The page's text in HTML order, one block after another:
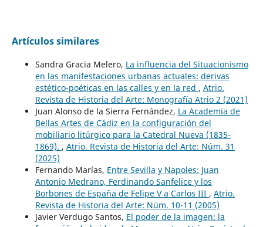
Artículos similares
Sandra Gracia Melero, La influencia del Situacionismo
en las manifestaciones urbanas actuales: derivas
estético-poéticas en las calles y en la red , Atrio.
Revista de Historia del Arte: Monografía Atrio 2 (2021)
Juan Alonso de la Sierra Fernández, La Academia de
Bellas Artes de Cádiz en la configuración del
mobiliario litúrgico para la Catedral Nueva (1835-
1869). , Atrio. Revista de Historia del Arte: Núm. 31
(2025)
Fernando Marías, Entre Sevilla y Napoles: Juan
Antonio Medrano, Ferdinando Sanfelice y los
Borbones de España de Felipe V a Carlos III , Atrio.
Revista de Historia del Arte: Núm. 10-11 (2005)
Javier Verdugo Santos, El poder de la imagen: la